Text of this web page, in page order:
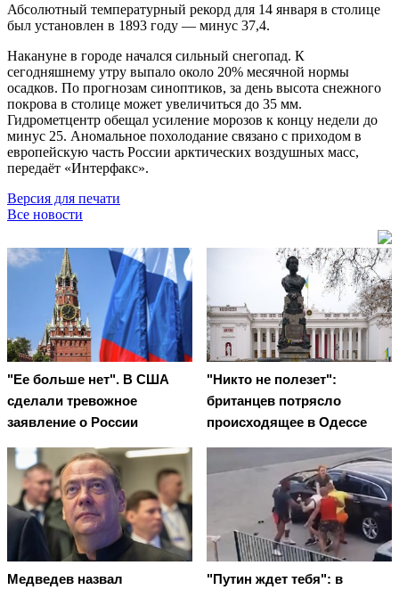
Абсолютный температурный рекорд для 14 января в столице
был установлен в 1893 году — минус 37,4.
Накануне в городе начался сильный снегопад. К
сегодняшнему утру выпало около 20% месячной нормы
осадков. По прогнозам синоптиков, за день высота снежного
покрова в столице может увеличиться до 35 мм.
Гидрометцентр обещал усиление морозов к концу недели до
минус 25. Аномальное похолодание связано с приходом в
европейскую часть России арктических воздушных масс,
передаёт «Интерфакс».
Версия для печати
Все новости
"Ее больше нет". В США
сделали тревожное
заявление о России
"Никто не полезет":
британцев потрясло
происходящее в Одессе
Медведев назвал
"Путин ждет тебя": в